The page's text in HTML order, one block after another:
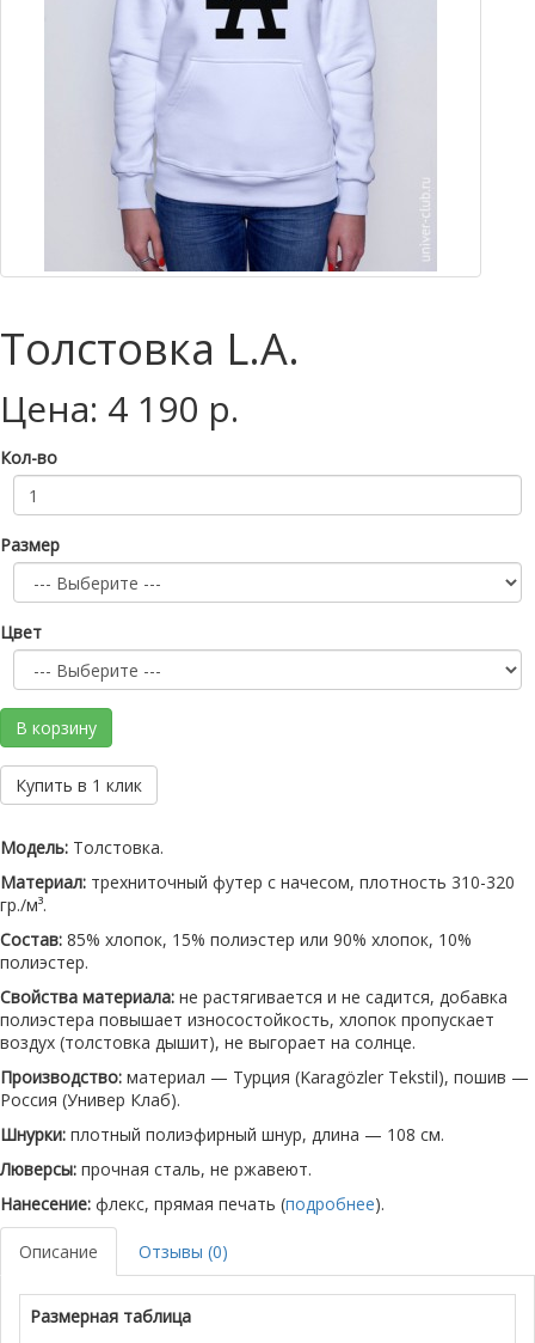
Толстовка L.A.
Цена: 4 190 р.
Кол-во
Размер
Цвет
В корзину
Купить в 1 клик
Модель: Толстовка.
Материал: трехниточный футер с начесом, плотность 310-320
гр./м³.
Состав: 85% хлопок, 15% полиэстер или 90% хлопок, 10%
полиэстер.
Свойства материала: не растягивается и не садится, добавка
полиэстера повышает износостойкость, хлопок пропускает
воздух (толстовка дышит), не выгорает на солнце.
Производство: материал — Турция (Karagözler Tekstil), пошив —
Россия (Универ Клаб).
Шнурки: плотный полиэфирный шнур, длина — 108 см.
Люверсы: прочная сталь, не ржавеют.
Нанесение: флекс, прямая печать (подробнее).
Описание Отзывы (0)
Размерная таблица